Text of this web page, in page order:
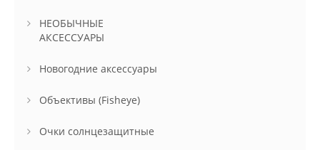
НЕОБЫЧНЫЕ
АКСЕССУАРЫ
Новогодние аксессуары
Объективы (Fisheye)
Очки солнцезащитные